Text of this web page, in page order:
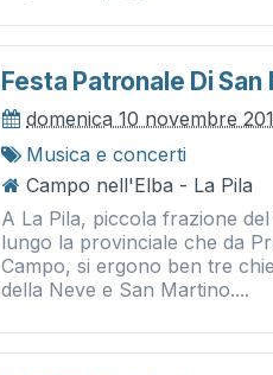
Festa Patronale Di San
domenica 10 novembre
Musica e concerti
Campo nell'Elba - La Pila
A La Pila, piccola frazione
lungo la provinciale che da
Campo, si ergono ben tre
della Neve e San Martino....